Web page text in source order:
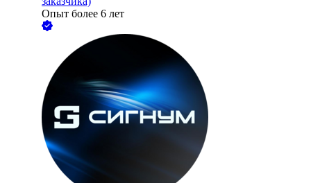
Опыт более 6 лет